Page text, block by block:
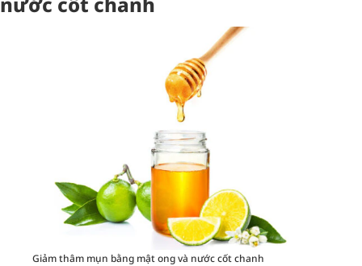
Giảm thâm mụn bằng mật ong và nước cốt chanh